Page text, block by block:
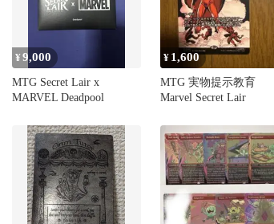
¥9,000
MTG Secret Lair x
MARVEL Deadpool
¥ 1,600
MTG 実物提示教育
Marvel Secret Lair